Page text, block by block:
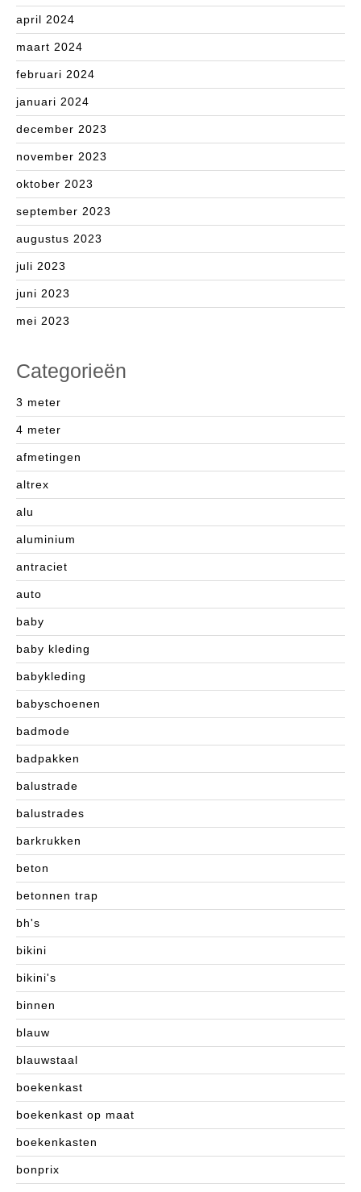
april 2024
maart 2024
februari 2024
januari 2024
december 2023
november 2023
oktober 2023
september 2023
augustus 2023
juli 2023
juni 2023
mei 2023
Categorieën
3 meter
4 meter
afmetingen
altrex
alu
aluminium
antraciet
auto
baby
baby kleding
babykleding
babyschoenen
badmode
badpakken
balustrade
balustrades
barkrukken
beton
betonnen trap
bh's
bikini
bikini's
binnen
blauw
blauwstaal
boekenkast
boekenkast op maat
boekenkasten
bonprix